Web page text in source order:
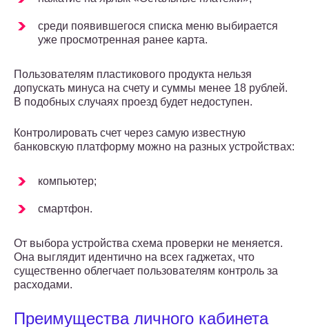
среди появившегося списка меню выбирается
уже просмотренная ранее карта.
Пользователям пластикового продукта нельзя
допускать минуса на счету и суммы менее 18 рублей.
В подобных случаях проезд будет недоступен.
Контролировать счет через самую известную
банковскую платформу можно на разных устройствах:
компьютер;
смартфон.
От выбора устройства схема проверки не меняется.
Она выглядит идентично на всех гаджетах, что
существенно облегчает пользователям контроль за
расходами.
Преимущества личного кабинета